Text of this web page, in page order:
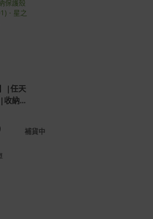
|任天
收納...
補貨中